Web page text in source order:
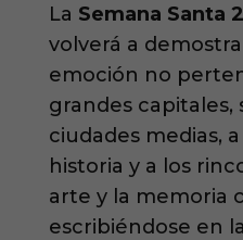
La Semana Santa
volverá a
emoción no
grandes capitales,
ciudades medias,
historia y a los
arte y la memoria
escribiéndose en